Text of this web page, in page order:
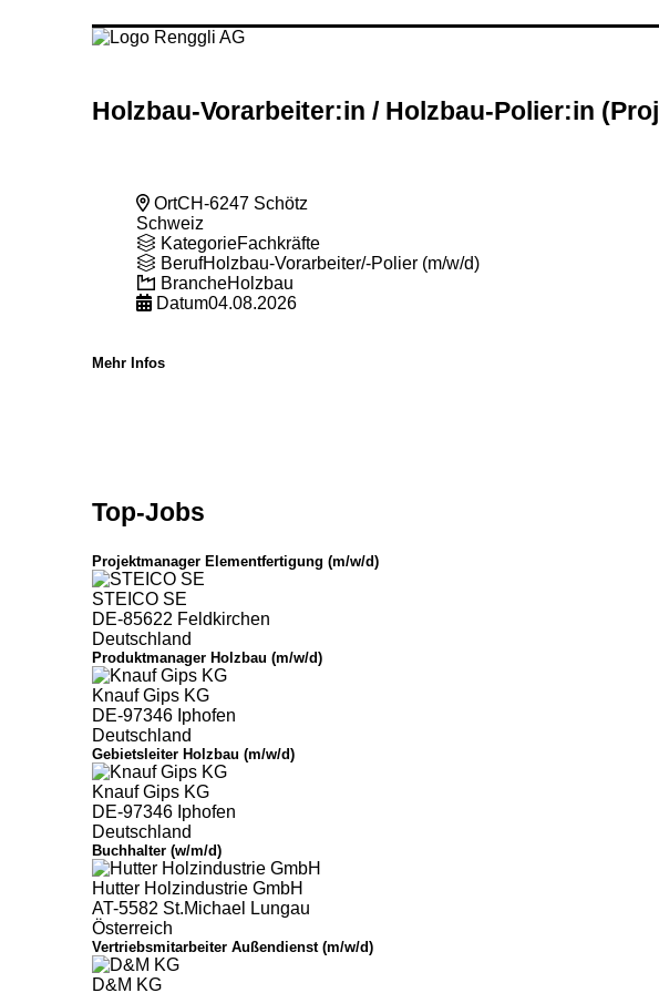
Holzbau-Vorarbeiter:in / Holzbau-Polier:in
OrtCH-6247 Schötz
Schweiz
KategorieFachkräfte
BerufHolzbau-Vorarbeiter/-Polier (m/w/d)
BrancheHolzbau
Datum04.08.2026
Mehr Infos
Top-Jobs
Projektmanager Elementfertigung (m/w/d)
STEICO SE
DE-85622 Feldkirchen
Deutschland
Produktmanager Holzbau (m/w/d)
Knauf Gips KG
DE-97346 Iphofen
Deutschland
Gebietsleiter Holzbau (m/w/d)
Knauf Gips KG
DE-97346 Iphofen
Deutschland
Buchhalter (w/m/d)
Hutter Holzindustrie GmbH
AT-5582 St.Michael Lungau
Österreich
Vertriebsmitarbeiter Außendienst (m/w/d)
D&M KG